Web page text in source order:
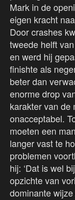
Mark in de
eigen kracht
Door crashes
tweede helft
en werd hij
finishte als
beter dan
enorme drop
karakter van de
onacceptabel.
moeten een
langer vast te
problemen
hij: ‘Dat is wel
opzichte van
dominante